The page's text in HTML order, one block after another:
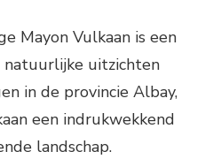
Mayon Vulkaan is een
natuurlijke uitzichten
in de provincie Albay,
een indrukwekkend
landschap.